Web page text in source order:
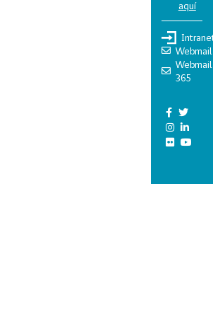
aquí
Webmail
Webmail
365